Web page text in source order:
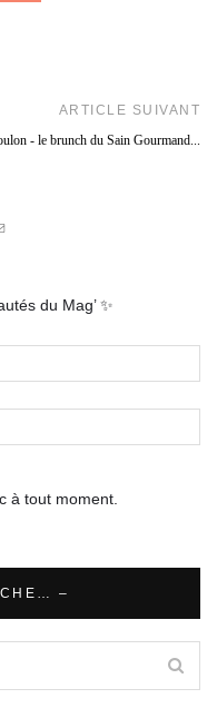
ARTICLE SUIVANT
- le brunch du Sain Gourmand...
du Mag’ ✨
à tout moment.
–